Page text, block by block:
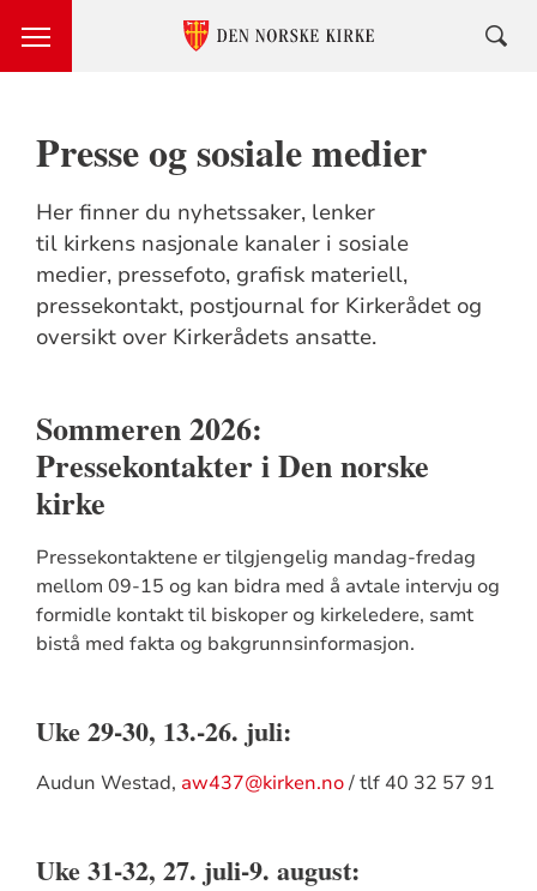
Presse og sosiale medier
Her finner du nyhetssaker, lenker
til kirkens nasjonale kanaler i sosiale
medier, pressefoto, grafisk materiell,
pressekontakt, postjournal for Kirkerådet og
oversikt over Kirkerådets ansatte.
Sommeren 2026:
Pressekontakter i Den norske
kirke
Pressekontaktene er tilgjengelig mandag-fredag
mellom 09-15 og kan bidra med å avtale intervju og
formidle kontakt til biskoper og kirkeledere, samt
bistå med fakta og bakgrunnsinformasjon.
Uke 29-30, 13.-26. juli:
Audun Westad, aw437@kirken.no/ tlf 40 32 57 91
Uke 31-32, 27. juli-9. august: